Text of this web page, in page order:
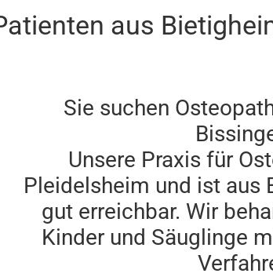
aus
Sie suchen
Unsere Praxis für
Pleidelsheim und ist aus
gut erreichbar. Wir
Kinder und Säuglinge